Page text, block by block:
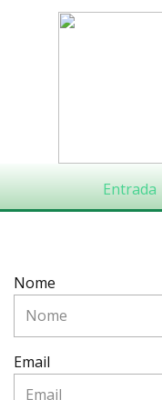
Entrada
Nome
Email